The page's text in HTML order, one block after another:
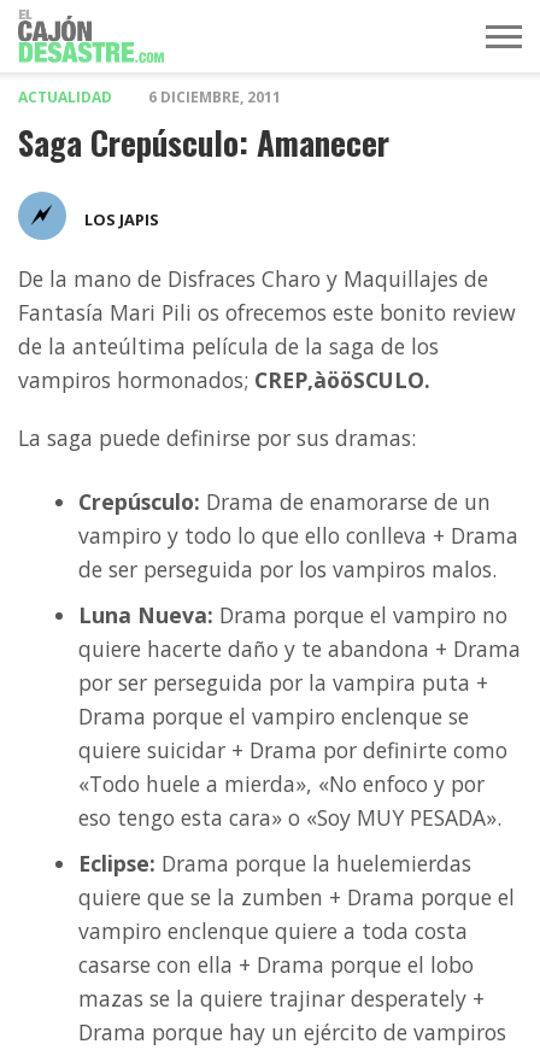
ACTUALIDAD 6 DICIEMBRE, 2011
Saga Crepúsculo: Amanecer
LOS JAPIS
De la mano de Disfraces Charo y Maquillajes de
Fantasía Mari Pili os ofrecemos este bonito review
de la anteúltima película de la saga de los
vampiros hormonados; CREP‚àööSCULO.
La saga puede definirse por sus dramas:
Crepúsculo: Drama de enamorarse de un
vampiro y todo lo que ello conlleva + Drama
de ser perseguida por los vampiros malos.
Luna Nueva: Drama porque el vampiro no
quiere hacerte daño y te abandona + Drama
por ser perseguida por la vampira puta +
Drama porque el vampiro enclenque se
quiere suicidar + Drama por definirte como
«Todo huele a mierda», «No enfoco y por
eso tengo esta cara» o «Soy MUY PESADA».
Eclipse: Drama porque la huelemierdas
quiere que se la zumben + Drama porque el
vampiro enclenque quiere a toda costa
casarse con ella + Drama porque el lobo
mazas se la quiere trajinar desperately +
Drama porque hay un ejército de vampiros